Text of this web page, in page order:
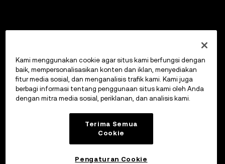
Kami menggunakan cookie agar situs kami berfungsi dengan
baik, mempersonalisasikan konten dan iklan, menyediakan
fitur media sosial, dan menganalisis trafik kami. Kami juga
berbagi informasi tentang penggunaan situs kami oleh Anda
dengan mitra media sosial, periklanan, dan analisis kami.
Terima Semua
Cookie
Pengaturan Cookie